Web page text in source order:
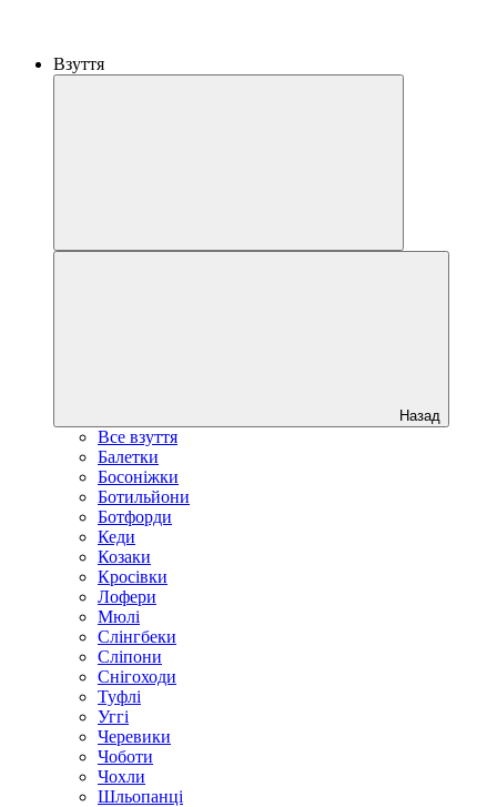
Взуття
Назад
Все взуття
Балетки
Босоніжки
Ботильйони
Ботфорди
Кеди
Козаки
Кросівки
Лофери
Мюлі
Слінгбеки
Сліпони
Снігоходи
Туфлі
Уггі
Черевики
Чоботи
Чохли
Шльопанці